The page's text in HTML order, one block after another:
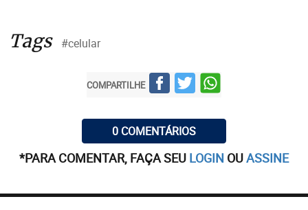
Tags #celular
COMPARTILHE
0 COMENTÁRIOS
*PARA COMENTAR, FAÇA SEU LOGIN OUASSINE